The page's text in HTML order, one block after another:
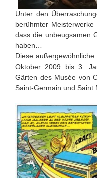
Unter den
berühmter
dass die unbeugsamen
haben…
Diese
Oktober 2009 bis 3.
Gärten des Musée von
Saint-Germain und Saint